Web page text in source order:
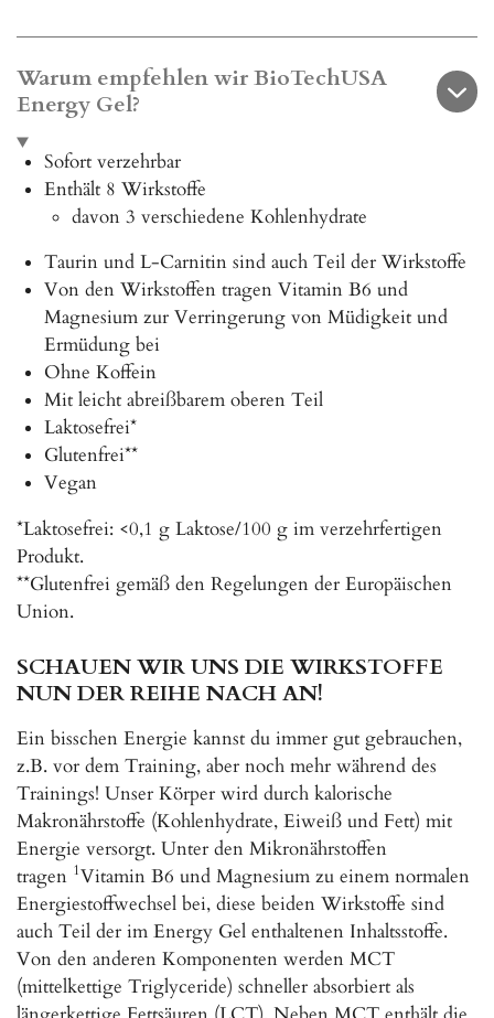
e
e
e
e
Warum empfehlen wir BioTechUSA
Energy Gel?
Sofort verzehrbar
Enthält 8 Wirkstoffe
davon 3 verschiedene Kohlenhydrate
Taurin und L-Carnitin sind auch Teil der Wirkstoffe
Von den Wirkstoffen tragen Vitamin B6 und
Magnesium zur Verringerung von Müdigkeit und
Ermüdung bei
Ohne Koffein
Mit leicht abreißbarem oberen Teil
Laktosefrei*
Glutenfrei**
Vegan
*Laktosefrei: <0,1 g Laktose/100 g im verzehrfertigen
Produkt.
**Glutenfrei gemäß den Regelungen der Europäischen
Union.
SCHAUEN WIR UNS DIE WIRKSTOFFE
NUN DER REIHE NACH AN!
Ein bisschen Energie kannst du immer gut gebrauchen,
z.B. vor dem Training, aber noch mehr während des
Trainings! Unser Körper wird durch kalorische
Makronährstoffe (Kohlenhydrate, Eiweiß und Fett) mit
Energie versorgt. Unter den Mikronährstoffen
tragen 1Vitamin B6 und Magnesium zu einem normalen
Energiestoffwechsel bei, diese beiden Wirkstoffe sind
auch Teil der im Energy Gel enthaltenen Inhaltsstoffe.
Von den anderen Komponenten werden MCT
(mittelkettige Triglyceride) schneller absorbiert als